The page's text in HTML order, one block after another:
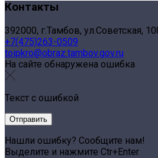
Контакты
392000, г.Тамбов, ул.Советская,
+7(475)263-0509
toipkro@obraz.tambov.gov.ru
На сайте обнаружена ошибка
Текст с ошибкой
Нашли ошибку? Сообщите нам!
Выделите и нажмите Ctr+Enter